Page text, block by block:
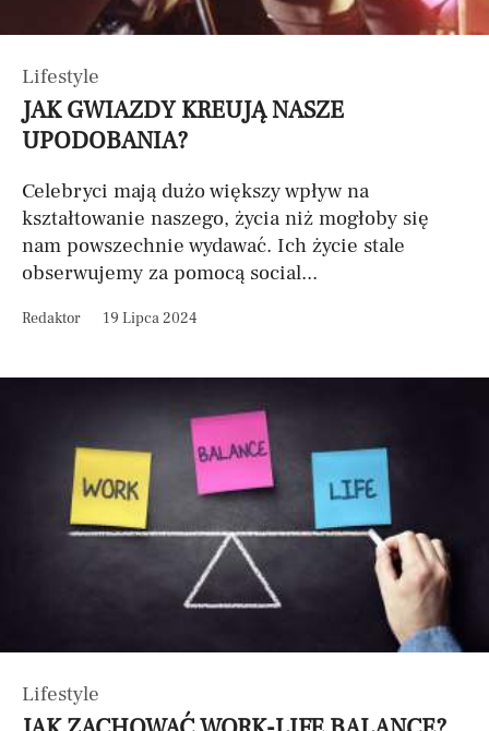
Lifestyle
JAK GWIAZDY KREUJĄ NASZE
UPODOBANIA?
Celebryci mają dużo większy wpływ na
kształtowanie naszego, życia niż mogłoby się
nam powszechnie wydawać. Ich życie stale
obserwujemy za pomocą social...
Redaktor 19 Lipca 2024
Lifestyle